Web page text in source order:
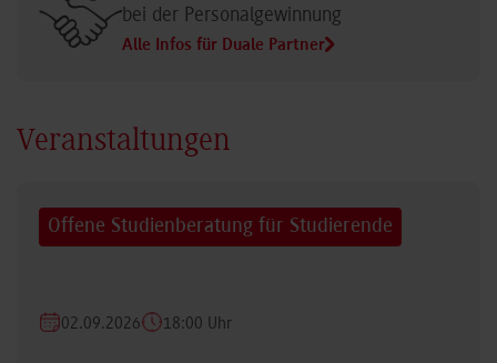
bei der Personalgewinnung
Alle Infos für Duale Partner
Veranstaltungen
Offene Studienberatung für Studierende
02.09.2026 18:00 Uhr